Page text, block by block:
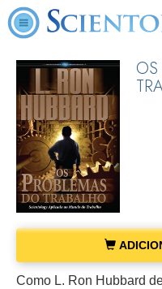
Como L. Ron Hubbard